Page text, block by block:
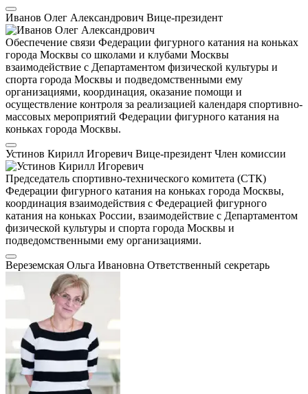
Иванов Олег Александрович Вице-президент
Обеспечение связи Федерации фигурного катания на коньках
города Москвы со школами и клубами Москвы
взаимодействие с Департаментом физической культуры и
спорта города Москвы и подведомственными ему
организациями, координация, оказание помощи и
осуществление контроля за реализацией календаря спортивно-
массовых мероприятий Федерации фигурного катания на
коньках города Москвы.
Устинов Кирилл Игоревич Вице-президент Член комиссии
Председатель спортивно-технического комитета (СТК)
Федерации фигурного катания на коньках города Москвы,
координация взаимодействия с Федерацией фигурного
катания на коньках России, взаимодействие с Департаментом
физической культуры и спорта города Москвы и
подведомственными ему организациями.
Вереземская Ольга Ивановна Ответственный секретарь